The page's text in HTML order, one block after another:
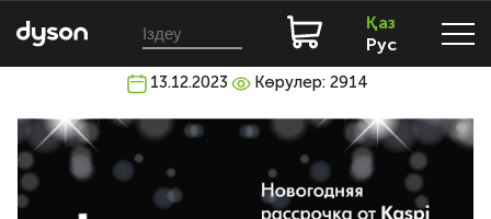
Қаз
Рус
13.12.2023 Көрулер: 2914